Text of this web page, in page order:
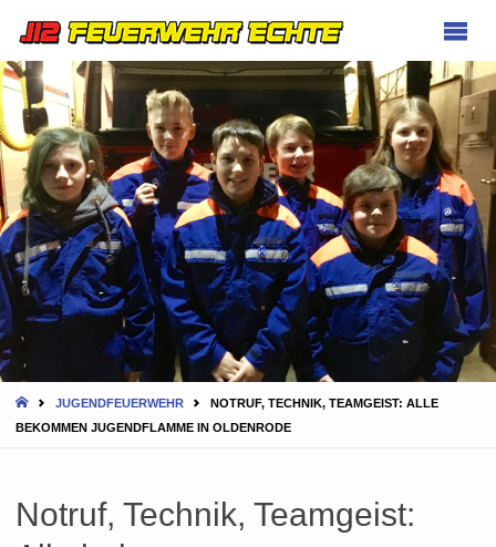
HOMEJUGENDFEUERWEHR
NOTRUF, TECHNIK, TEAMGEIST: ALLE
BEKOMMEN JUGENDFLAMME IN OLDENRODE
Notruf, Technik, Teamgeist: